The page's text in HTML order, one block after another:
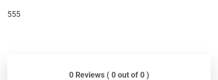
555
0 Reviews ( 0 out of 0 )